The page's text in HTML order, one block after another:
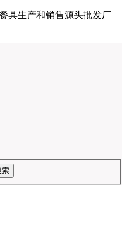
具生产和销售源头批发厂